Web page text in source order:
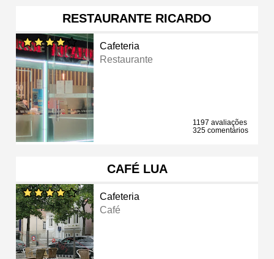
RESTAURANTE RICARDO
Cafeteria
Restaurante
1197 avaliações
325 comentários
CAFÉ LUA
Cafeteria
Café